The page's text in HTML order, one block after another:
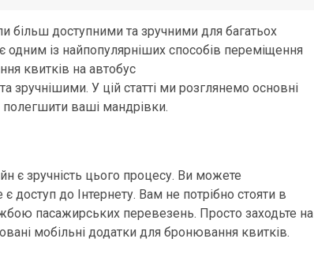
більш доступними та зручними для багатьох
із найпопулярніших способів переміщення
квитків на автобус
зручнішими. У цій статті ми розглянемо основні
полегшити ваші мандрівки.
є зручність цього процесу. Ви можете
доступ до Інтернету. Вам не потрібно стояти в
пасажирських перевезень. Просто заходьте на
мобільні додатки для бронювання квитків.